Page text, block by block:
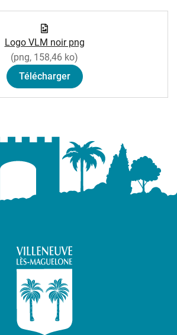
Logo VLM noir png
(png, 158,46 ko)
Télécharger